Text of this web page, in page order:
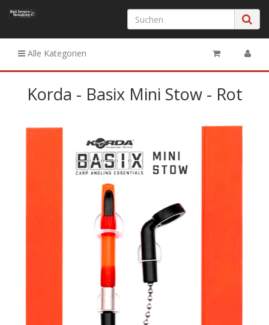
Alle Kategorien
Korda - Basix Mini Stow - Rot